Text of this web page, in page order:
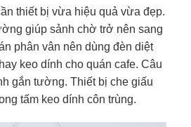
thiết bị vừa hiệu quả vừa đẹp.
giúp sảnh chờ trở nên sang
phân vân nên dùng đèn diệt
keo dính cho quán cafe. Câu
gắn tường. Thiết bị che giấu
tấm keo dính côn trùng.